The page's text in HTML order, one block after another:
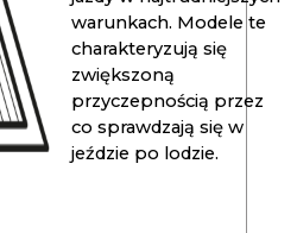
warunkach. Modele te
charakteryzują się
zwiększoną
przyczepnością przez
co sprawdzają się w
jeździe po lodzie.